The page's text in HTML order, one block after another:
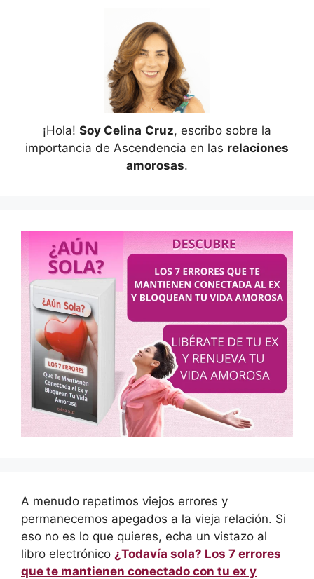
¡Hola! Soy Celina Cruz, escribo sobre la
importancia de Ascendencia en las relaciones
amorosas.
A menudo repetimos viejos errores y
permanecemos apegados a la vieja relación. Si
eso no es lo que quieres, echa un vistazo al
libro electrónico ¿Todavía sola? Los 7 errores
que te mantienen conectado con tu ex y